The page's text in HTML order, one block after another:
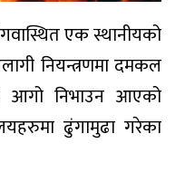
एक स्थानीयको
नियन्त्रणमा दमकल
आगो निभाउन आएको
ढुंगामुढा गरेका